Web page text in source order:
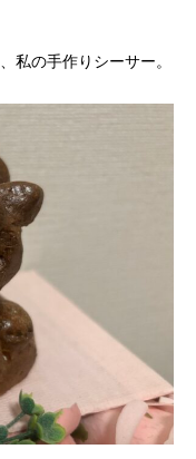
私の手作りシーサー。